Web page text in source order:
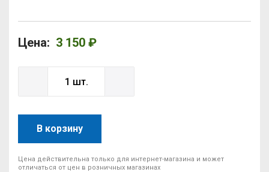
Цена: 3 150 ₽
В корзину
Цена действительна только для интернет-магазина и может
отличаться от цен в розничных магазинах